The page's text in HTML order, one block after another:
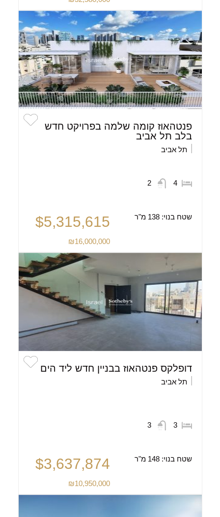
פנטהאוז קומה שלמה בפרויקט חדש
בלב תל אביב
תל אביב
4
2
שטח בנוי:138 מ"ר $5,315,615
₪16,000,000
דופלקס פנטהאוז בבניין חדש ליד הים
תל אביב
3
3
שטח בנוי:148 מ"ר $3,637,874
₪10,950,000